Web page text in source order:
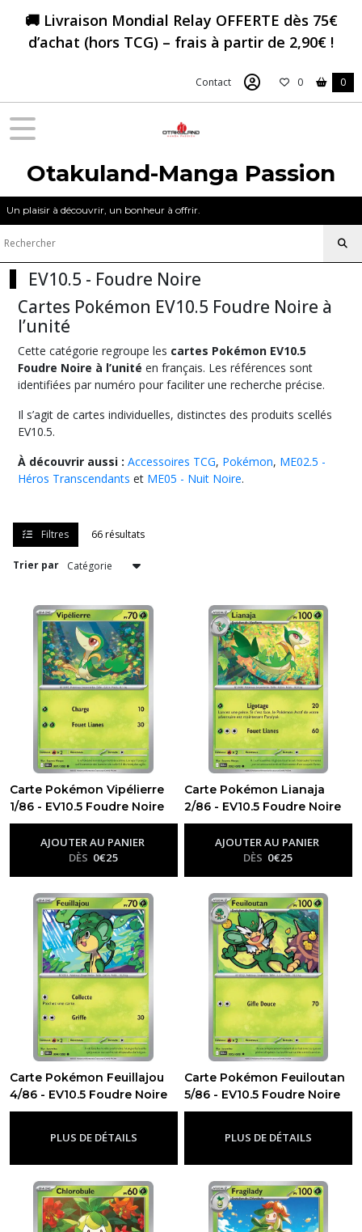
🚚 Livraison Mondial Relay OFFERTE dès 75€
d’achat (hors TCG) – frais à partir de 2,90€ !
Contact 0 0
Otakuland-Manga Passion
Un plaisir à découvrir, un bonheur à offrir.
EV10.5 - Foudre Noire
Cartes Pokémon EV10.5 Foudre Noire à
l’unité
Cette catégorie regroupe les cartes Pokémon EV10.5
Foudre Noire à l’unité en français. Les références sont
identifiées par numéro pour faciliter une recherche précise.
Il s’agit de cartes individuelles, distinctes des produits scellés
EV10.5.
À découvrir aussi : Accessoires TCG, Pokémon, ME02.5 -
Héros Transcendants et ME05 - Nuit Noire.
Filtres 66 résultats
Trier par
Carte Pokémon Vipélierre
1/86 - EV10.5 Foudre Noire
-Ev10.5 - Foudre Noire
AJOUTER AU PANIER
DÈS 0€25
Carte Pokémon Lianaja
2/86 - EV10.5 Foudre Noire
-Ev10.5 - Foudre Noire
AJOUTER AU PANIER
DÈS 0€25
Carte Pokémon Feuillajou
4/86 - EV10.5 Foudre Noire
-Ev10.5 - Foudre Noire
PLUS DE DÉTAILS
Carte Pokémon Feuiloutan
5/86 - EV10.5 Foudre Noire
-Ev10.5 - Foudre Noire
PLUS DE DÉTAILS
Fermer
Tous
les
produits
Cartes
à
l'unité
Francais
-
Nuit
Noire
(120)
-
Chaos
(122)
-
Equilibre
Parfait
(124)
ME02.5
-
Héros
Transcendants
(295)
ME02
Flammes
Fantasmagoriques
ME01
-
Méga
Méga
évolution
PROMO
(107)
EV10.5
-
Foudre
Noire
(66)
EV10.5
Flamme
(67)